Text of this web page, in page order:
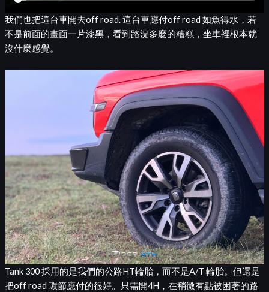
我們也把這台車開去off road. 這台車應付off road 如魚得水，若
不是前面的畫面一片漆黑，看到路況多麼的糟糕，坐車裡根本就
沒什麼感覺。
Tank 300 採用的是我們的公路HT輪胎，而不是A/T 輪胎。但還是
把off road 環節應付的很好。只需開4H，在稍微有點被困著的路